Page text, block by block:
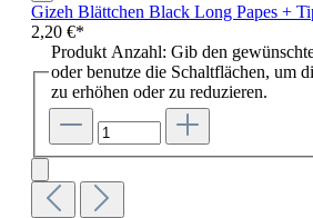
Gizeh Blättchen Black Long Papes +
2,20 €*
Produkt Anzahl: Gib den
oder benutze die Schaltflächen, um
zu erhöhen oder zu reduzieren.